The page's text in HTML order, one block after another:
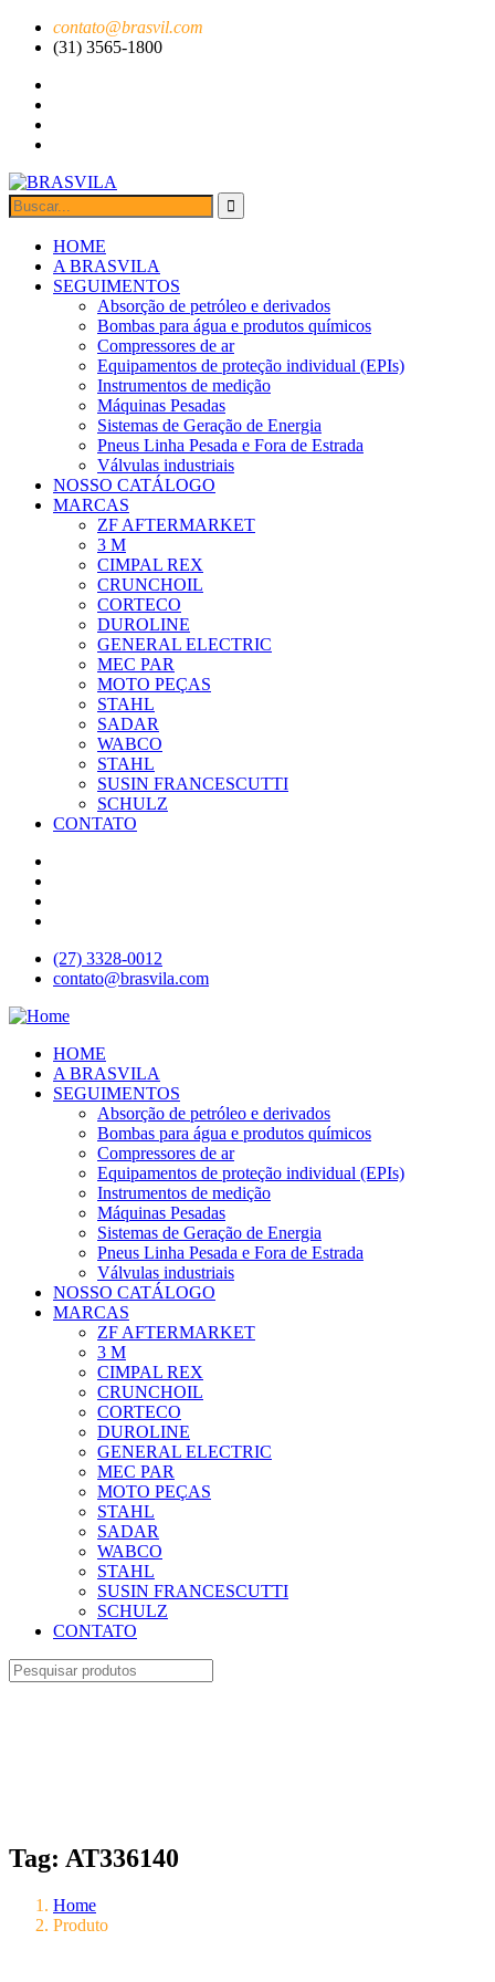
contato@brasvil.com
(31) 3565-1800
HOME
A BRASVILA
SEGUIMENTOS
Absorção de petróleo e derivados
Bombas para água e produtos químicos
Compressores de ar
Equipamentos de proteção individual (EPIs)
Instrumentos de medição
Máquinas Pesadas
Sistemas de Geração de Energia
Pneus Linha Pesada e Fora de Estrada
Válvulas industriais
NOSSO CATÁLOGO
MARCAS
ZF AFTERMARKET
3 M
CIMPAL REX
CRUNCHOIL
CORTECO
DUROLINE
GENERAL ELECTRIC
MEC PAR
MOTO PEÇAS
STAHL
SADAR
WABCO
STAHL
SUSIN FRANCESCUTTI
SCHULZ
CONTATO
(27) 3328-0012
contato@brasvila.com
HOME
A BRASVILA
SEGUIMENTOS
Absorção de petróleo e derivados
Bombas para água e produtos químicos
Compressores de ar
Equipamentos de proteção individual (EPIs)
Instrumentos de medição
Máquinas Pesadas
Sistemas de Geração de Energia
Pneus Linha Pesada e Fora de Estrada
Válvulas industriais
NOSSO CATÁLOGO
MARCAS
ZF AFTERMARKET
3 M
CIMPAL REX
CRUNCHOIL
CORTECO
DUROLINE
GENERAL ELECTRIC
MEC PAR
MOTO PEÇAS
STAHL
SADAR
WABCO
STAHL
SUSIN FRANCESCUTTI
SCHULZ
CONTATO
Tag: AT336140
Home
Produto